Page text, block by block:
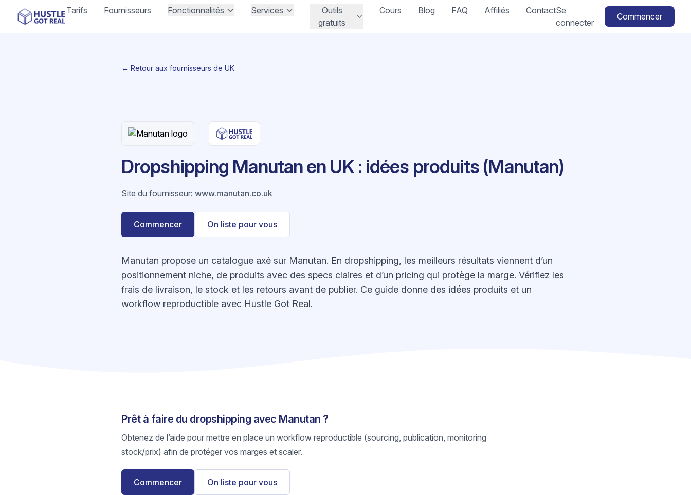
Tarifs Fournisseurs Fonctionnalités Services
Outils
gratuits
Cours Blog FAQ Affiliés ContactSe
connecter
Commencer
← Retour aux fournisseurs de UK
Dropshipping Manutan en UK : idées produits (Manutan)
Site du fournisseur: www.manutan.co.uk
Commencer On liste pour vous
Manutan propose un catalogue axé sur Manutan. En dropshipping, les meilleurs résultats viennent d’un
positionnement niche, de produits avec des specs claires et d’un pricing qui protège la marge. Vérifiez les
frais de livraison, le stock et les retours avant de publier. Ce guide donne des idées produits et un
workflow reproductible avec Hustle Got Real.
Prêt à faire du dropshipping avec Manutan ?
Obtenez de l’aide pour mettre en place un workflow reproductible (sourcing, publication, monitoring
stock/prix) afin de protéger vos marges et scaler.
Commencer On liste pour vous